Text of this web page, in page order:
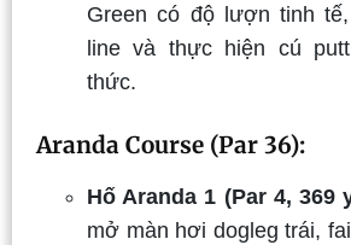
Green có độ lượn tinh
line và thực hiện cú
thức.
Aranda Course (Par 36):
Hố Aranda 1 (Par 4, 369
mở màn hơi dogleg trái,